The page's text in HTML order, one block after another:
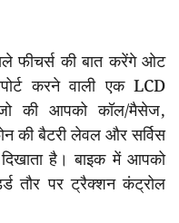
फीचर्स की बात करेंगे ओट
करने वाली एक LCD
की आपको कॉल/मैसेज,
की बैटरी लेवल और सर्विस
है। बाइक में आपको
तौर पर ट्रैक्शन कंट्रोल